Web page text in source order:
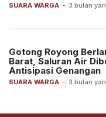
SUARA WARGA - 3 bulan
SUARA WARGA - 3 bulan
Gotong Royong
Barat, Saluran Air
Antisipasi Genangan